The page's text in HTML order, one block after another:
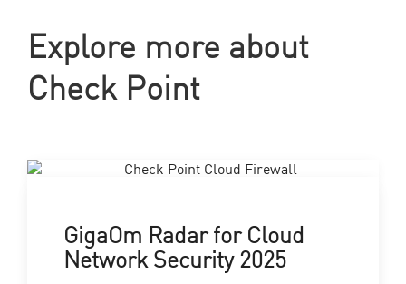
Explore more about
Check Point
GigaOm Radar for Cloud
Network Security 2025